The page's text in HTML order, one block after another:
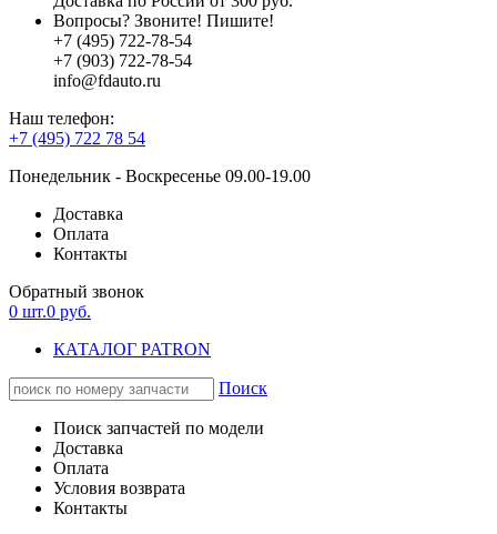
Вопросы? Звоните! Пишите!
+7 (495) 722-78-54
+7 (903) 722-78-54
info@fdauto.ru
Наш телефон:
+7 (495) 722 78 54
Понедельник - Воскресенье 09.00-19.00
Доставка
Оплата
Контакты
Обратный звонок
0 шт.0 руб.
КАТАЛОГ PATRON
Поиск
Поиск запчастей по модели
Доставка
Оплата
Условия возврата
Контакты